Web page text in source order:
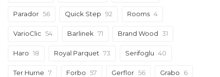
Parador 56 Quick Step 92 Rooms 4
VarioClic 54 Barlinek 71 Brand Wood 31
Haro 18 Royal Parquet 73 Serifoglu 40
Ter Hurne 7 Forbo 57 Gerflor 56 Grabo 6